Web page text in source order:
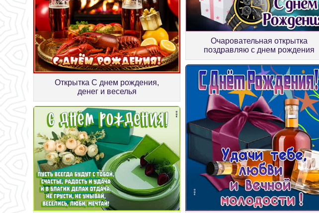
Открытка С днем рождения,
денег и веселья
Очаровательная открытка
поздравляю с днем рождения